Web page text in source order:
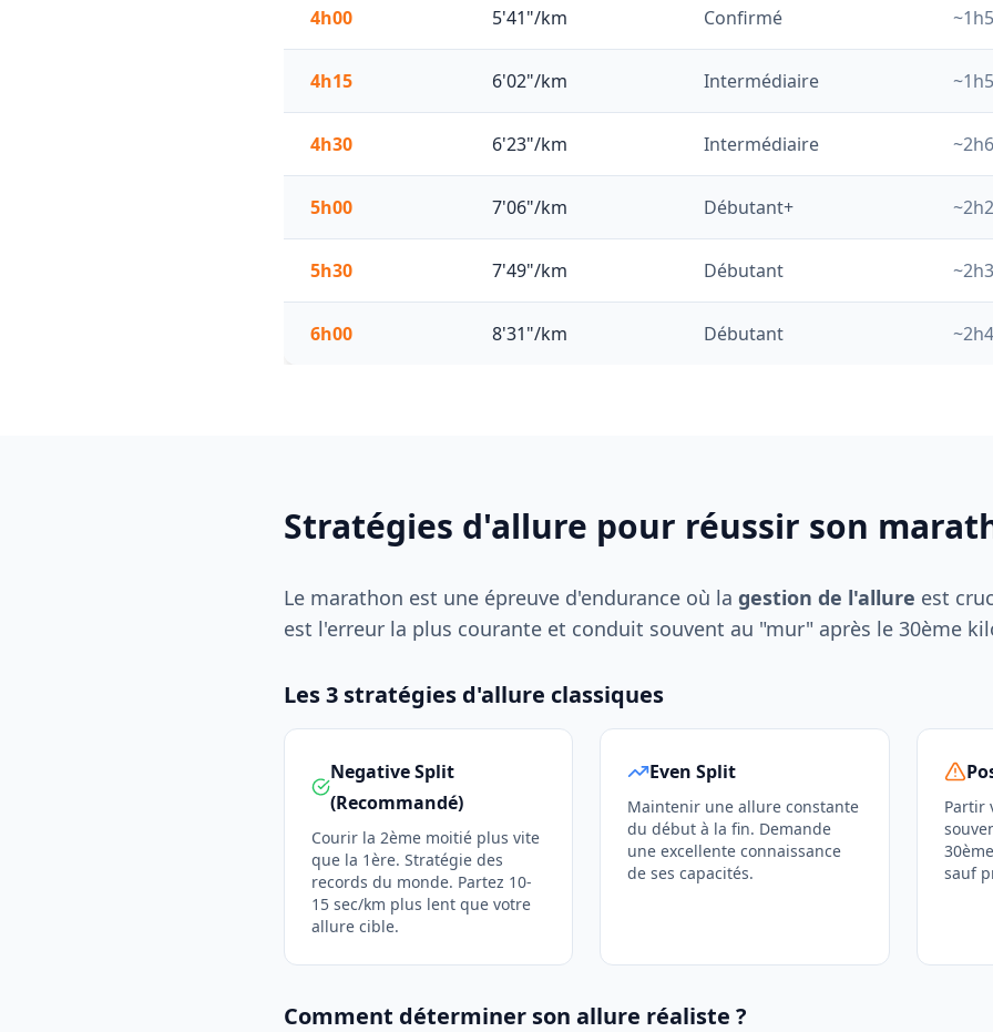
4h00 5'41"/km Confirmé ~1h
4h15 6'02"/km Intermédiaire ~1h
4h30 6'23"/km Intermédiaire ~2h6
5h00 7'06"/km Débutant+ ~2h
5h30 7'49"/km Débutant ~2h
6h00 8'31"/km Débutant ~2h
Stratégies d'allure pour réussir son
Le marathon est une épreuve d'endurance où la gestion de l'allure est
est l'erreur la plus courante et conduit souvent au "mur" après le 30ème
Les 3 stratégies d'allure classiques
Negative Split
(Recommandé)
Courir la 2ème moitié plus vite
que la 1ère. Stratégie des
records du monde. Partez 10-
15 sec/km plus lent que votre
allure cible.
Even Split
Maintenir une allure constante
du début à la fin. Demande
une excellente connaissance
de ses capacités.
Partir
sauf
Comment déterminer son allure réaliste ?